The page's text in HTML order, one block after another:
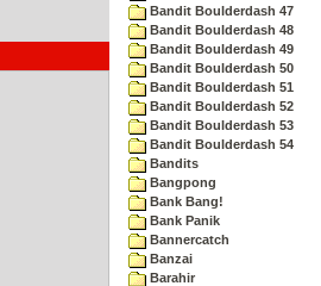
Bandit Boulderdash 47
Bandit Boulderdash 48
Bandit Boulderdash 49
Bandit Boulderdash 50
Bandit Boulderdash 51
Bandit Boulderdash 52
Bandit Boulderdash 53
Bandit Boulderdash 54
Bandits
Bangpong
Bank Bang!
Bank Panik
Bannercatch
Banzai
Barahir